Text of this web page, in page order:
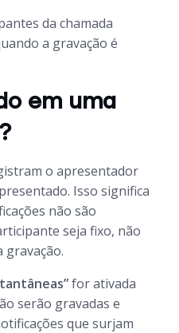
da chamada
a gravação é
em uma
o apresentador
Isso significa
não são
seja fixo, não
gravação.
for ativada
serão gravadas e
que surjam